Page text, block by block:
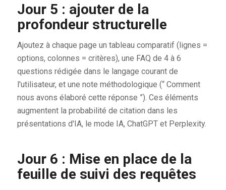
Jour 5 : ajouter de la
profondeur structurelle
Ajoutez à chaque page un tableau comparatif (lignes =
options, colonnes = critères), une FAQ de 4 à 6
questions rédigée dans le langage courant de
l'utilisateur, et une note méthodologique (“ Comment
nous avons élaboré cette réponse ”). Ces éléments
augmentent la probabilité de citation dans les
présentations d'IA, le mode IA, ChatGPT et Perplexity.
Jour 6 : Mise en place de la
feuille de suivi des requêtes